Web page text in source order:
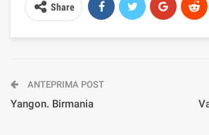
Share
ANTEPRIMA POST
Yangon. Birmania